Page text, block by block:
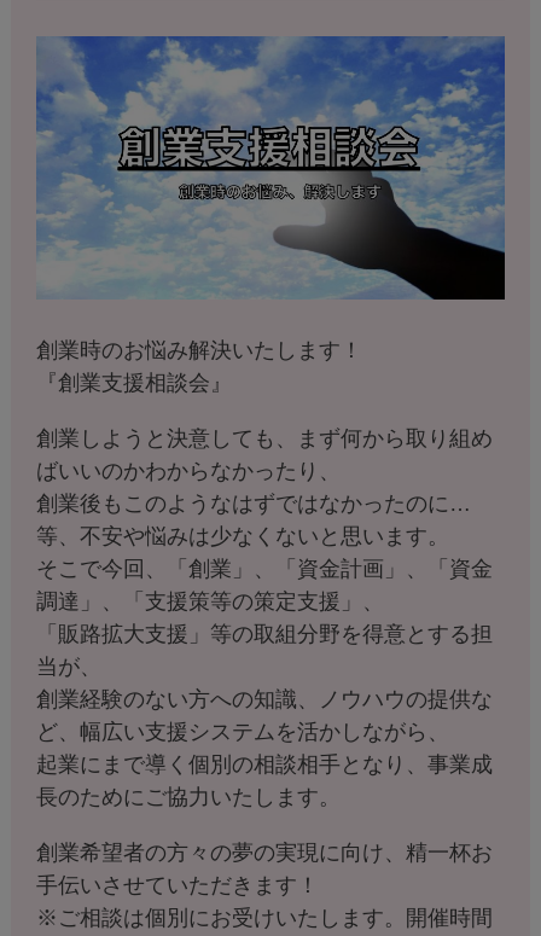
創業時のお悩み解決いたします！
『創業支援相談会』
創業しようと決意しても、まず何から取り組め
ばいいのかわからなかったり、
創業後もこのようなはずではなかったのに…
等、不安や悩みは少なくないと思います。
そこで今回、「創業」、「資金計画」、「資金
調達」、「支援策等の策定支援」、
「販路拡大支援」等の取組分野を得意とする担
当が、
創業経験のない方への知識、ノウハウの提供な
ど、幅広い支援システムを活かしながら、
起業にまで導く個別の相談相手となり、事業成
長のためにご協力いたします。
創業希望者の方々の夢の実現に向け、精一杯お
手伝いさせていただきます！
※ご相談は個別にお受けいたします。開催時間